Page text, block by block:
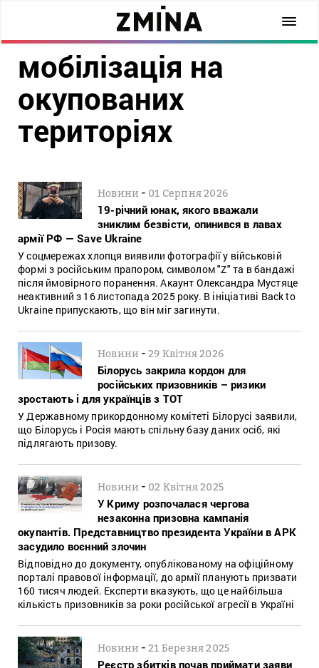
мобілізація на
окупованих
територіях
Новини - 01 Серпня 2026
19-річний юнак, якого вважали
зниклим безвісти, опинився в лавах
армії РФ — Save Ukraine
У соцмережах хлопця виявили фотографії у військовій
формі з російським прапором, символом "Z" та в бандажі
після ймовірного поранення. Акаунт Олександра Мустяце
неактивний з 16 листопада 2025 року. В ініціативі Back to
Ukraine припускають, що він міг загинути.
Новини -29 Квітня 2026
Білорусь закрила кордон для
російських призовників – ризики
зростають і для українців з ТОТ
У Державному прикордонному комітеті Білорусі заявили,
що Білорусь і Росія мають спільну базу даних осіб, які
підлягають призову.
Новини - 02 Квітня 2025
У Криму розпочалася чергова
незаконна призовна кампанія
окупантів. Представництво президента України в АРК
засудило воєнний злочин
Відповідно до документу, опублікованому на офіційному
порталі правової інформації, до армії планують призвати
160 тисяч людей. Експерти вказують, що це найбільша
кількість призовників за роки російської агресії в Україні
Новини -21 Березня 2025
Реєстр збитків почав приймати заяви